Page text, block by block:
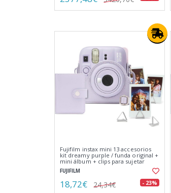
Fujifilm instax mini 13 accesorios
kit dreamy purple / funda original +
mini álbum + clips para sujetar
fotos
FUJIFILM
18,72€ 24,34€ - 23%